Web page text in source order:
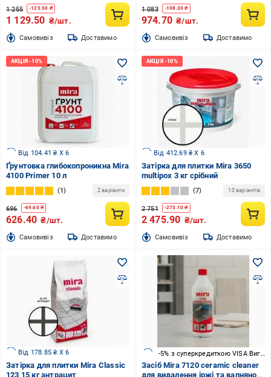
1 255 -125.50 ₴
1 129.50 ₴/шт.
Cамовивіз Доставимо
1 083 -108.30 ₴
974.70 ₴/шт.
Cамовивіз Доставимо
Від 104.41 ₴ X 6
Ґрунтовка глибокопроникна Mira
4100 Primer 10 л
1 2 варіанти
696 -69.60₴
626.40 ₴/шт.
Cамовивіз Доставимо
Від 412.69 ₴ X 6
Затірка для плитки Mira 3650
multiрох 3 кг срібний
7 10 варіантів
2 751 -275.10 ₴
2 475.90 ₴/шт.
Cамовивіз Доставимо
Від 178.85 ₴ X 6
Затірка для плитки Mira Classic
123 15 кг антрацит
Засіб Mira 7120 сeramic cleaner
для видалення іржі та вапняного